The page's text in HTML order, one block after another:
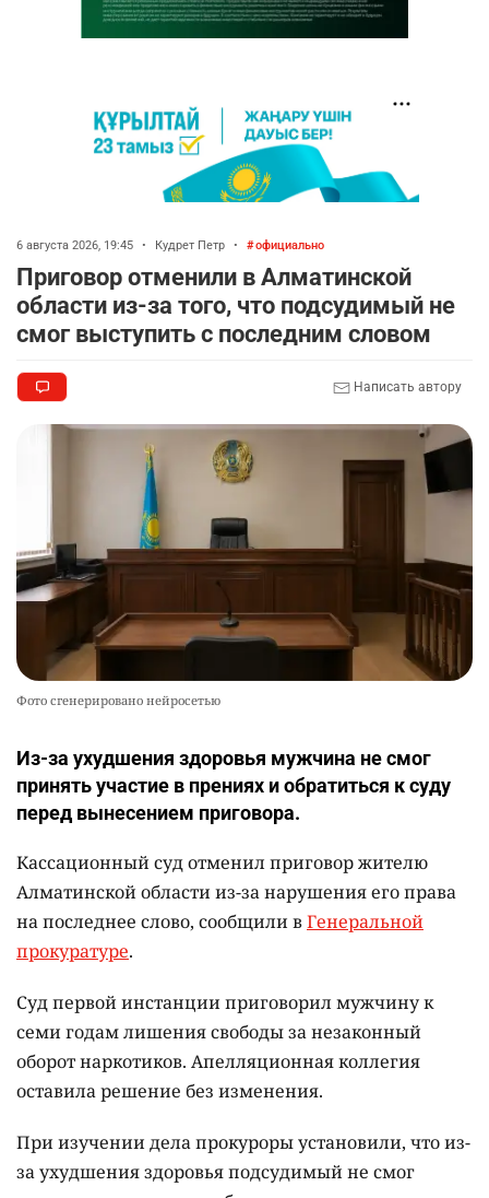
6 августа 2026, 19:45 • Кудрет Петр • официально
Приговор отменили в Алматинской
области из-за того, что подсудимый не
смог выступить с последним словом
Написать автору
Фото сгенерировано нейросетью
Из-за ухудшения здоровья мужчина не смог
принять участие в прениях и обратиться к суду
перед вынесением приговора.
Кассационный суд отменил приговор жителю
Алматинской области из-за нарушения его права
на последнее слово, сообщили вГенеральной
прокуратуре.
Суд первой инстанции приговорил мужчину к
семи годам лишения свободы за незаконный
оборот наркотиков. Апелляционная коллегия
оставила решение без изменения.
При изучении дела прокуроры установили, что из-
за ухудшения здоровья подсудимый не смог